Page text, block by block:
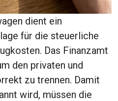
dient ein
für die steuerliche
Das Finanzamt
den privaten und
zu trennen. Damit
wird, müssen die